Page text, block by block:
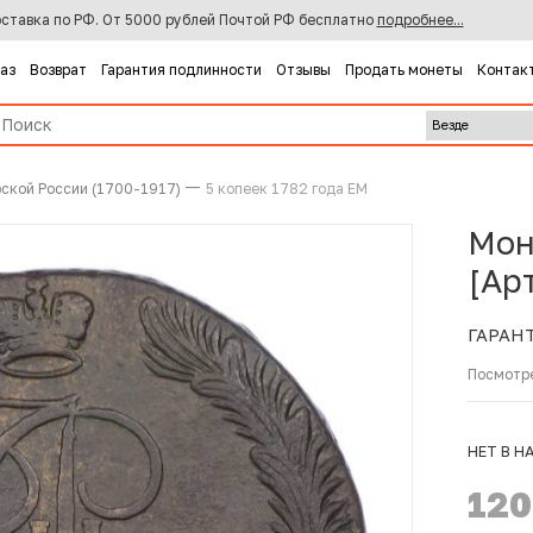
по РФ. От 5000 рублей Почтой РФ бесплатно подробнее...
Возврат Гарантия подлинности Отзывы Продать монеты
России (1700-1917) 5 копеек 1782 года ЕМ
НЕТ В